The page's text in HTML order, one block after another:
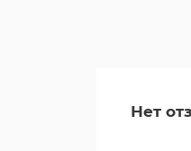
Нет